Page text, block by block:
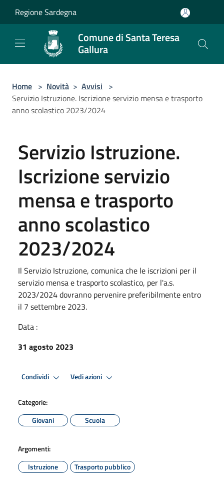
Regione Sardegna
Comune di Santa Teresa
Gallura
Home > Novità > Avvisi >
Servizio Istruzione. Iscrizione servizio mensa e trasporto
anno scolastico 2023/2024
Servizio Istruzione.
Iscrizione servizio
mensa e trasporto
anno scolastico
2023/2024
Il Servizio Istruzione, comunica che le iscrizioni per il
servizio mensa e trasporto scolastico, per l'a.s.
2023/2024 dovranno pervenire preferibilmente entro
il 7 settembre 2023.
Data :
31 agosto 2023
Condividi Vedi azioni
Categorie:
Giovani
Scuola
Argomenti:
Istruzione
Trasporto pubblico